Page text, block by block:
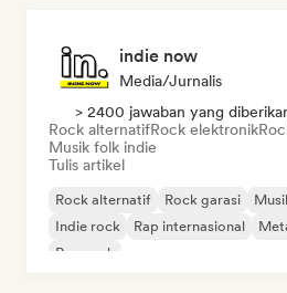
indie now
Media/Jurnalis
> 2400 jawaban yang
Rock alternatifRock elektronik
Musik folk indie
Tulis artikel
Rock alternatif Rock garasi
Indie rock
Rap internasional
Pop rock